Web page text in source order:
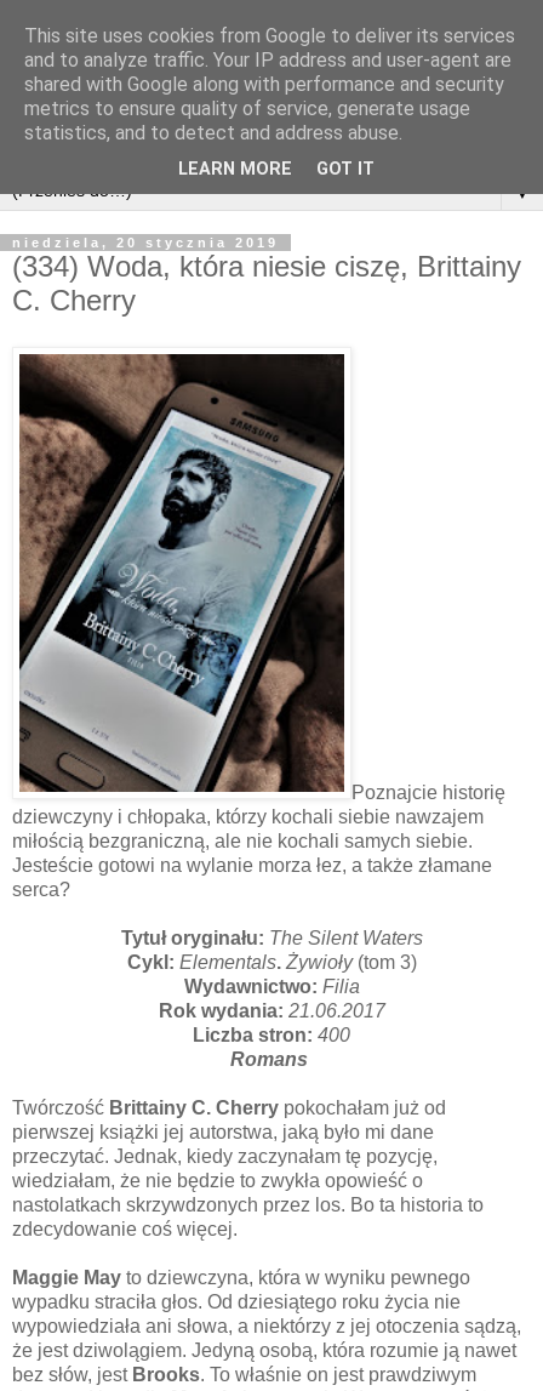
▼
niedziela, 20 stycznia 2019
(334) Woda, która niesie ciszę, Brittainy
C. Cherry
Poznajcie historię
dziewczyny i chłopaka, którzy kochali siebie nawzajem
miłością bezgraniczną, ale nie kochali samych siebie.
Jesteście gotowi na wylanie morza łez, a także złamane
serca?
Tytuł oryginału: The Silent Waters
Cykl: Elementals. Żywioły (tom 3)
Wydawnictwo: Filia
Rok wydania: 21.06.2017
Liczba stron: 400
Romans
Twórczość Brittainy C. Cherry pokochałam już od
pierwszej książki jej autorstwa, jaką było mi dane
przeczytać. Jednak, kiedy zaczynałam tę pozycję,
wiedziałam, że nie będzie to zwykła opowieść o
nastolatkach skrzywdzonych przez los. Bo ta historia to
zdecydowanie coś więcej.
Maggie May to dziewczyna, która w wyniku pewnego
wypadku straciła głos. Od dziesiątego roku życia nie
wypowiedziała ani słowa, a niektórzy z jej otoczenia sądzą,
że jest dziwolągiem. Jedyną osobą, która rozumie ją nawet
bez słów, jest Brooks. To właśnie on jest prawdziwym
This site uses cookies from Google to deliver its services
and to analyze traffic. Your IP address and user-agent are
shared with Google along with performance and security
metrics to ensure quality of service, generate usage
statistics, and to detect and address abuse.
LEARN MORE GOT IT